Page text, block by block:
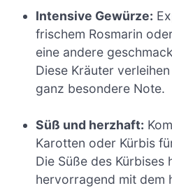
Intensive Gewürze:
frischem Rosmarin
eine andere
Diese Kräuter
ganz besondere Note.
Süß und herzhaft:
Karotten oder Kürbis
Die Süße des Kürbises
hervorragend mit dem